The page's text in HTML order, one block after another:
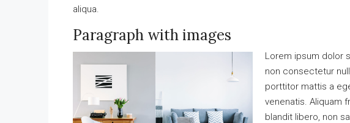
aliqua.
Paragraph with images
Lorem ipsum dolor
non consectetur
porttitor mattis a
venenatis. Aliquam
blandit libero, non